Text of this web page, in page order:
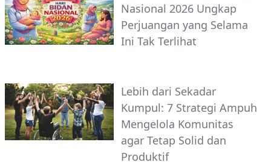
Nasional 2026 Ungkap
Perjuangan yang Selama
Ini Tak Terlihat
Lebih dari Sekadar
Kumpul: 7 Strategi Ampuh
Mengelola Komunitas
agar Tetap Solid dan
Produktif